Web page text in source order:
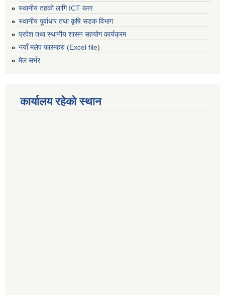
स्थानीय तहको लागि ICT ब्लग
स्थानीय पूर्वाधार तथा कृषि सडक विभाग
प्रदेश तथा स्थानीय शासन सहयोग कार्यक्रम
नयाँ मलेप फारमहरु (Excel file)
मेल सर्भर
कार्यालय रहेको स्थान